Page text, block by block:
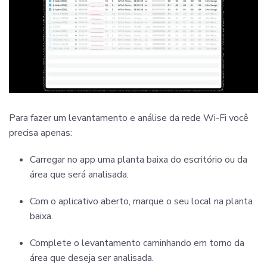
Para fazer um levantamento e análise da rede Wi-Fi você
precisa apenas:
Carregar no app uma planta baixa do escritório ou da
área que será analisada.
Com o aplicativo aberto, marque o seu local na planta
baixa.
Complete o levantamento caminhando em torno da
área que deseja ser analisada.